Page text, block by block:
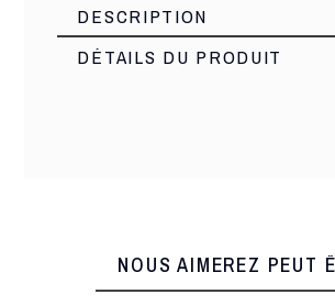
DESCRIPTION
DÉTAILS DU PRODUIT
NOUS AIMEREZ PEUT